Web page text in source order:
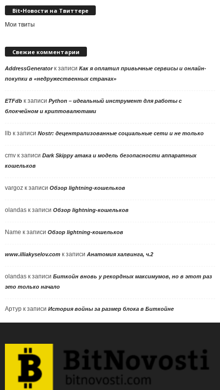
Bit•Новости на Твиттере
Мои твиты
Свежие комментарии
AddressGeneratorк записи Как я оплатил привычные сервисы и онлайн-
покупки в «недружественных странах»
ETFdb к записи Python – идеальный инструмент для работы с
блокчейном и криптовалютами
llb к записи Nostr: децентрализованные социальные сети и не только
cmv к записи Dark Skippy атака и модель безопасности аппаратных
кошельков
vargoz к записи Обзор lightning-кошельков
olandas к записи Обзор lightning-кошельков
Name к записи Обзор lightning-кошельков
www.illiakyselov.com к записи Анатомия халвинга, ч.2
olandas к записи Биткойн вновь у рекордных максимумов, но в этот раз
это только начало
Артур к записи История войны за размер блока в Биткойне